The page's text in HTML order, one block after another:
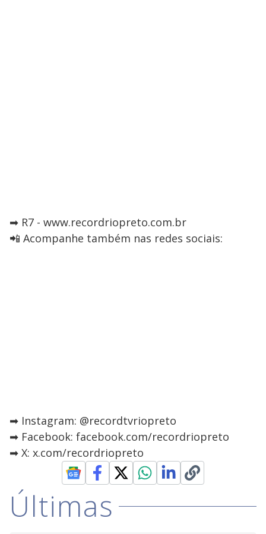
➡ R7 - www.recordriopreto.com.br
📲 Acompanhe também nas redes sociais:
➡ Instagram: @recordtvriopreto
➡ Facebook: facebook.com/recordriopreto
➡ X: x.com/recordriopreto
Últimas